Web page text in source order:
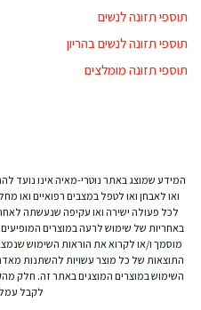
תוספי תזונה לנשים
תוספי תזונה לנשים בהריון
תוספי תזונה מומלצים
המידע שמוצג באתר נוטרי-מאיה אינו נועד
ואו לאבחן ואו לטפל במצבים רפואיים ואו
לכל פעולה ישירה ואו עקיפה שנעשתה
באחריות של שימוש לרעה במוצרים
מוסמך ו/או לקרוא את הוראות השימוש
התוצאות של כל מוצר עשויות להשתנות
השימוש במוצרים המוצגים באתר זה. חלק
לקבל